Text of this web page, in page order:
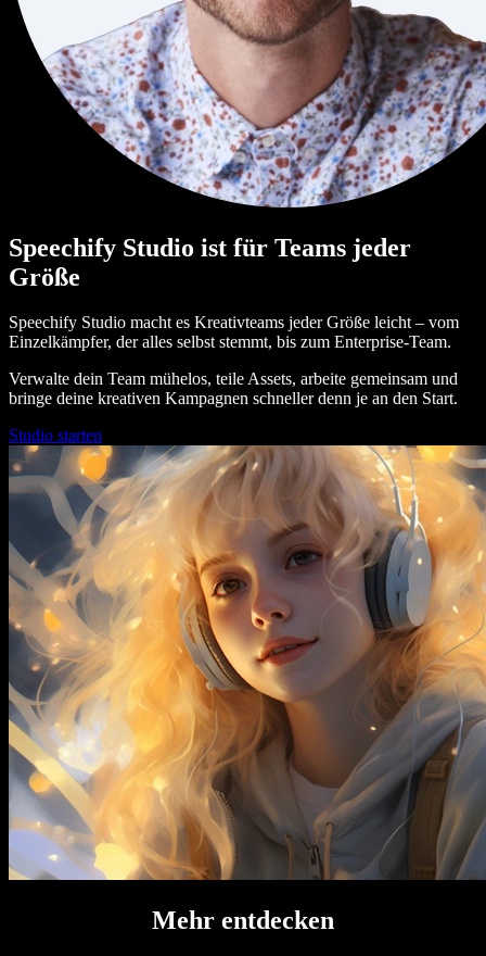
Speechify Studio ist für Teams jeder
Größe
Speechify Studio macht es Kreativteams jeder Größe leicht – vom
Einzelkämpfer, der alles selbst stemmt, bis zum Enterprise-Team.
Verwalte dein Team mühelos, teile Assets, arbeite gemeinsam und
bringe deine kreativen Kampagnen schneller denn je an den Start.
Studio starten
Mehr entdecken